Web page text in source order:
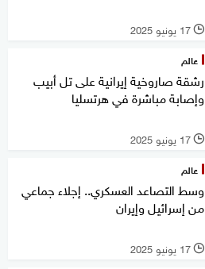
l 17 يونيو 2025
عالم
رشقة صاروخية إيرانية على تل أبيب
وإصابة مباشرة في هرتسليا
l 17 يونيو 2025
عالم
وسط التصاعد العسكري.. إجلاء جماعي
من إسرائيل وإيران
l 17 يونيو 2025